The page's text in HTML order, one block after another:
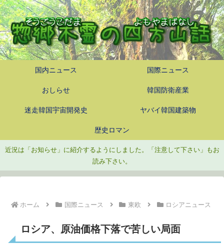
国内ニュース 国際ニュース
おしらせ 韓国防衛産業
迷走韓国宇宙開発史 ヤバイ韓国建築物
歴史ロマン
近況は「お知らせ」に紹介するようにしました。「注意して下さい」もお
読み下さい。
ホーム 国際ニュース 東欧 ロシアニュース
ロシア、原油価格下落で苦しい局面